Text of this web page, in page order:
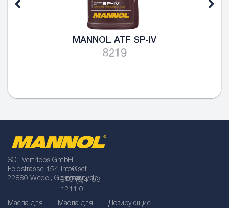
MANNOL ATF SP-IV
8219
SCT Vertriebs GmbH
Feldstrasse 154
22880 Wedel, Germany
info@sct-
germany.de
+49 (0)4103
1211 0
Масла для
Масла для
Дозирующие